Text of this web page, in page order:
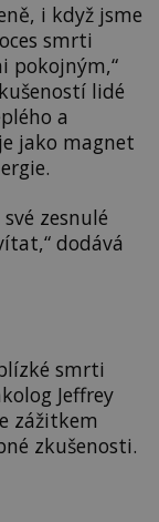
i když jsme
smrti
pokojným,“
lidé
a
jako magnet
zesnulé
dodává
smrti
Jeffrey
zážitkem
zkušenosti.